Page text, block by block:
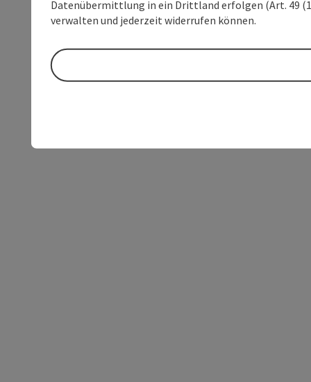
Datenübermittlung in ein Drittland erfolgen (Art. 49
verwalten und jederzeit widerrufen können.